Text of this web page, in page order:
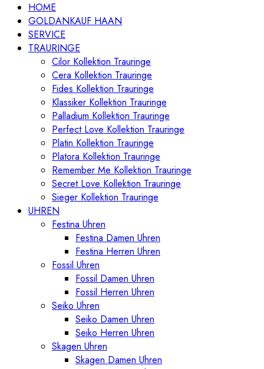
HOME
GOLDANKAUF HAAN
SERVICE
TRAURINGE
Cilor Kollektion Trauringe
Cera Kollektion Trauringe
Fides Kollektion Trauringe
Klassiker Kollektion Trauringe
Palladium Kollektion Trauringe
Perfect Love Kollektion Trauringe
Platin Kollektion Trauringe
Platora Kollektion Trauringe
Remember Me Kollektion Trauringe
Secret Love Kollektion Trauringe
Sieger Kollektion Trauringe
UHREN
Festina Uhren
Festina Damen Uhren
Festina Herren Uhren
Fossil Uhren
Fossil Damen Uhren
Fossil Herren Uhren
Seiko Uhren
Seiko Damen Uhren
Seiko Herren Uhren
Skagen Uhren
Skagen Damen Uhren